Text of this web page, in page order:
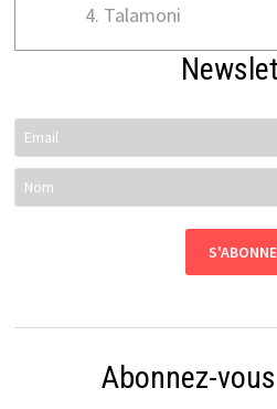
Talamoni
Abonnez-